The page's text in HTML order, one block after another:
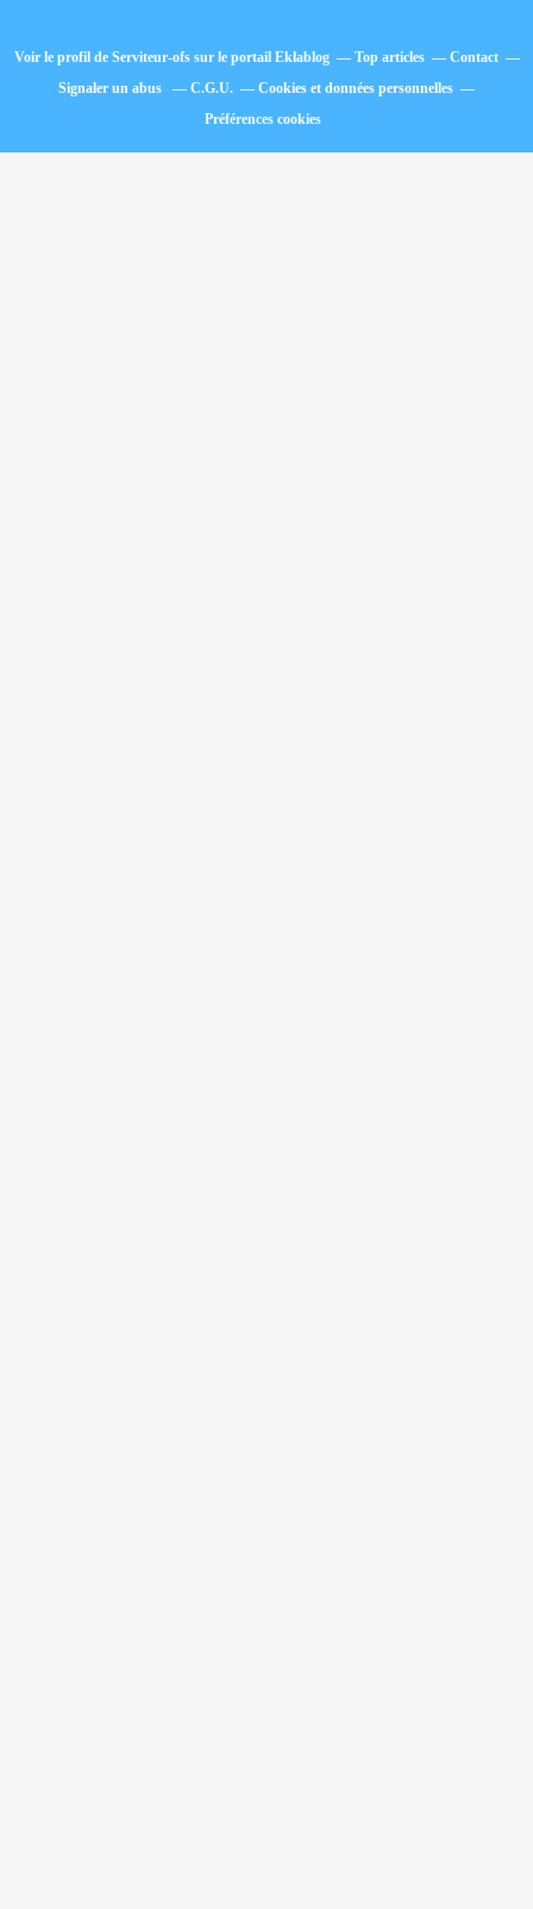
Voir le profil de Serviteur-ofssur le portail Eklablog Top articles
Contact
Signaler un abus
C.G.U.
Cookies et données personnelles
Préférences cookies